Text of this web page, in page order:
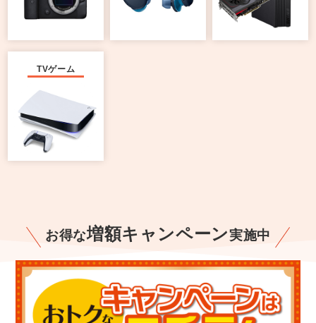
TVゲーム
お得な増額キャンペーン実施中